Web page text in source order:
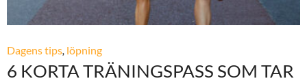
Dagens tips, löpning
6 KORTA TRÄNINGSPASS SOM TAR